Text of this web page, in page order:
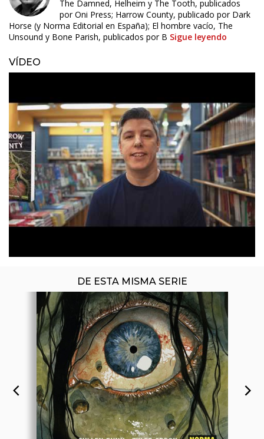
The Damned, Helheim y The Tooth, publicados
por Oni Press; Harrow County, publicado por Dark
Horse (y Norma Editorial en España); El hombre vacío, The
Unsound y Bone Parish, publicados por B Sigue leyendo
VÍDEO
DE ESTA MISMA SERIE
ÚLTIMO NÚMERO PUBLICADO